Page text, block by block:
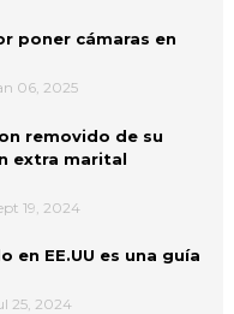
poner cámaras en
06, 2025
removido de su
extra marital
19, 2024
en EE.UU es una guía
25, 2024